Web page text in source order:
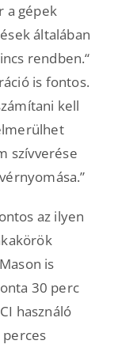
a gépek
általában
rendben.“
is fontos.
kell
szívverése
az ilyen
is
30 perc
használó